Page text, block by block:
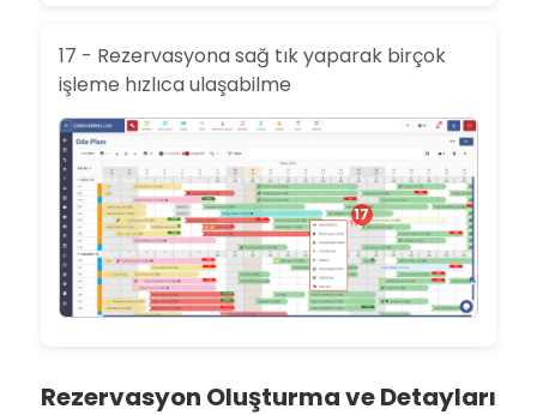
17 - Rezervasyona sağ tık yaparak birçok
işleme hızlıca ulaşabilme
17
Rezervasyon Oluşturma ve Detayları